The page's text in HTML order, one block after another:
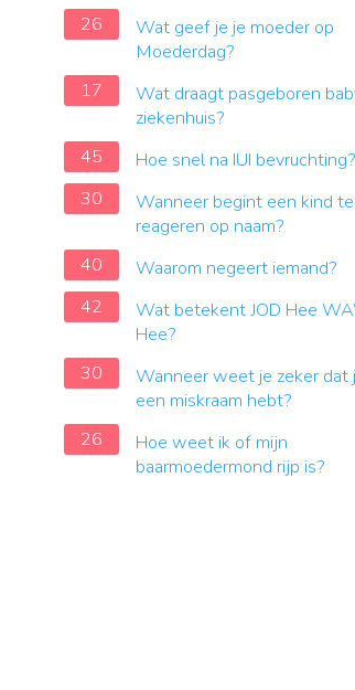
26
Wat geef je je moeder op
Moederdag?
17
Wat draagt pasgeboren
ziekenhuis?
45
Hoe snel na IUI bevruchting?
30
Wanneer begint een kind te
reageren op naam?
40
Waarom negeert iemand?
42
Wat betekent JOD Hee
Hee?
30
Wanneer weet je zeker dat
een miskraam hebt?
26
Hoe weet ik of mijn
baarmoedermond rijp is?